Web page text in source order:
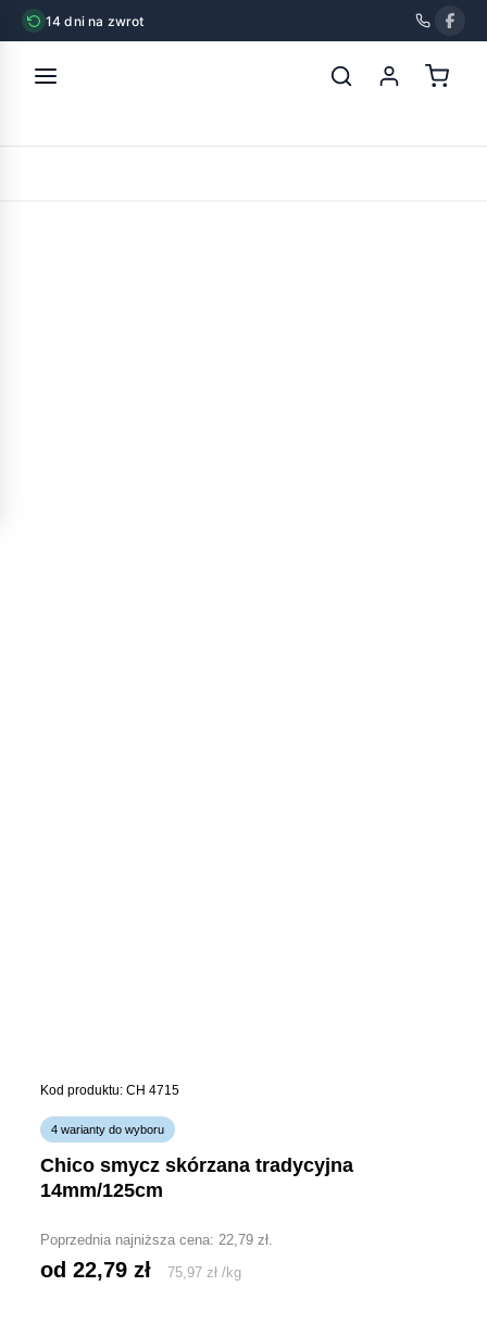
14 dni na zwrot
Kod produktu: CH 4715
4 warianty do wyboru
chico smycz skórzana tradycyjna
14mm/125cm
Poprzednia najniższa cena:22,79zł.
od 22,79zł 75,97zł /kg